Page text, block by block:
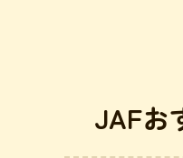
JAFお